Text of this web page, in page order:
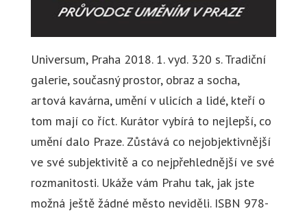
Universum, Praha 2018. 1. vyd. 320 s. Tradiční
galerie, současný prostor, obraz a socha,
artová kavárna, umění v ulicích a lidé, kteří o
tom mají co říct. Kurátor vybírá to nejlepší, co
umění dalo Praze. Zůstává co nejobjektivnější
ve své subjektivitě a co nejpřehlednější ve své
rozmanitosti. Ukáže vám Prahu tak, jak jste
možná ještě žádné město neviděli. ISBN 978-